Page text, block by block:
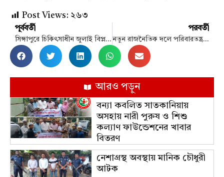
Post Views: ২৬৩
পূর্ববর্তী
সিঙ্গাপুরে চিকিৎসাধীন জুলাই বিপ্লবে আহতদের পাশে তারেক রহমান
পরবর্তী
নতুন রাজনৈতিক দলে পরিবারতন্ত্র থাকবে না
আরও পড়ুন
বন্যা কবলিত সাতকানিয়ায়
অসহায় নারী পুরুষ ও শিশু
কল্যাণ ফাউন্ডেশনের খাবার
বিতরণ
নেশাগ্রস্থ অবস্থায় মানিক চৌধুরী
আটক